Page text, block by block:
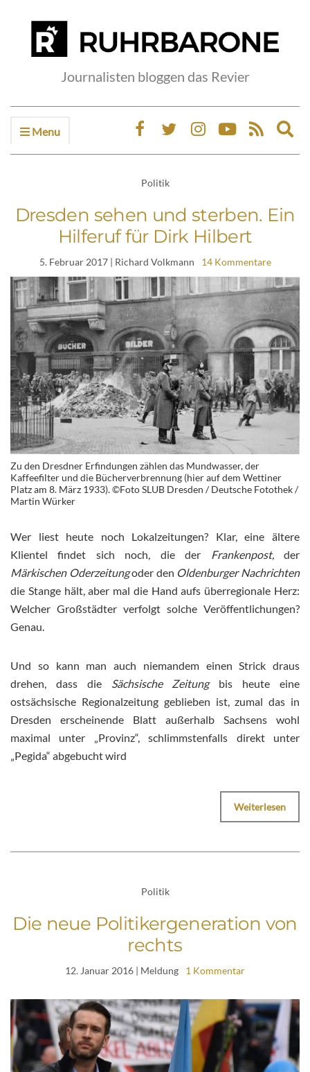
Journalisten bloggen das Revier
Menu
Politik
Dresden sehen und sterben. Ein
Hilferuf für Dirk Hilbert
5. Februar 2017| Richard Volkmann 14 Kommentare
Zu den Dresdner Erfindungen zählen das Mundwasser, der
Kaffeefilter und die Bücherverbrennung (hier auf dem Wettiner
Platz am 8. März 1933). ©Foto SLUB Dresden / Deutsche Fotothek /
Martin Würker
Wer liest heute noch Lokalzeitungen? Klar, eine ältere
Klientel findet sich noch, die der Frankenpost,der
Märkischen Oderzeitungoder den Oldenburger Nachrichten
die Stange hält, aber mal die Hand aufs überregionale Herz:
Welcher Großstädter verfolgt solche Veröffentlichungen?
Genau.
Und so kann man auch niemandem einen Strick draus
drehen, dass die Sächsische Zeitungbis heute eine
ostsächsische Regionalzeitung geblieben ist, zumal das in
Dresden erscheinende Blatt außerhalb Sachsens wohl
maximal unter „Provinz“, schlimmstenfalls direkt unter
„Pegida“ abgebucht wird
Weiterlesen
Politik
Die neue Politikergeneration von
rechts
12. Januar 2016 | Meldung 1 Kommentar